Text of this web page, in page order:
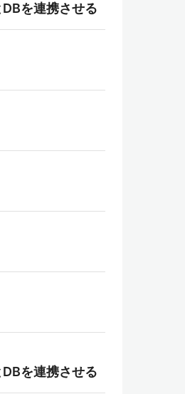
を連携させる
を連携させる